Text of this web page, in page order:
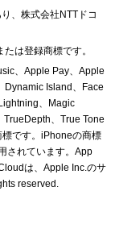
、株式会社NTTドコ
は登録商標です。
、Apple Pay、Apple
Dynamic Island、Face
、Magic
、True Tone
です。iPhoneの商標
されています。App
は、Apple Inc.のサ
reserved.